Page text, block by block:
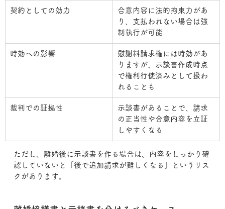
契約としての効力
合意内容に法的拘束力があ
り、支払われない場合は強
制執行が可能
時効への影響
慰謝料請求権には時効があ
りますが、示談書作成時点
で権利行使済みとして扱わ
れることも
裁判での証拠性
示談書があることで、請求
の正当性や合意内容を立証
しやすくなる
ただし、離婚後に示談書を作る場合は、内容をしっかり確
認していないと「後で追加請求が難しくなる」というリス
クがあります。